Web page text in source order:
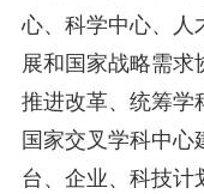
心、科学中心、人
展和国家战略需求
推进改革、统筹学
国家交叉学科中心
台、企业、科技计